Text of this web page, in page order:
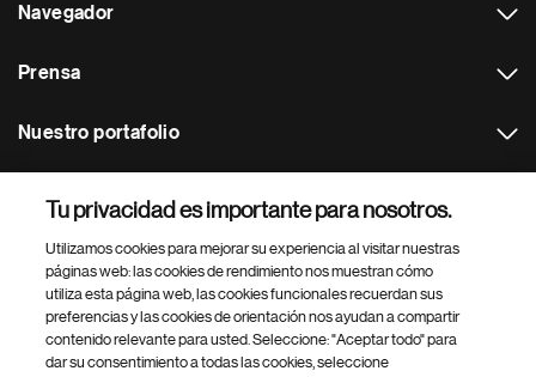
Navegador
Prensa
Nuestro portafolio
Footer Site Search
Tu privacidad es importante para nosotros.
Utilizamos cookies para mejorar su experiencia al visitar nuestras
páginas web: las cookies de rendimiento nos muestran cómo
utiliza esta página web, las cookies funcionales recuerdan sus
preferencias y las cookies de orientación nos ayudan a compartir
contenido relevante para usted. Seleccione: "Aceptar todo" para
dar su consentimiento a todas las cookies, seleccione